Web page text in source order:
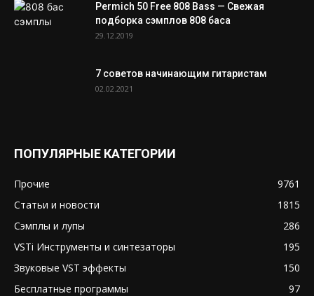
Permich 50 Free 808 Bass — Свежая
подборка сэмплов 808 баса
29.12.2019
7 советов начинающим гитаристам
02.02.2021
ПОПУЛЯРНЫЕ КАТЕГОРИИ
Прочие
9761
Статьи и новости
1815
Сэмплы и лупы
286
VSTi Инструменты и синтезаторы
195
Звуковые VST эффекты
150
Бесплатные программы
97